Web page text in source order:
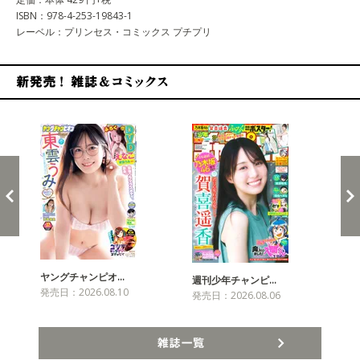
ISBN：978-4-253-19843-1
レーベル：プリンセス・コミックス プチプリ
ヤングチャンピオ…
発売日：2026.08.10
週刊少年チャンピ…
発売日：2026.08.06